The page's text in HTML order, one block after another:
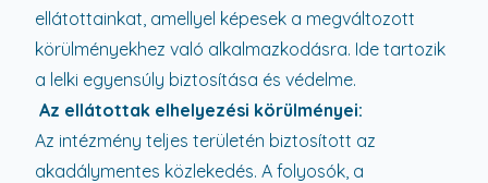
ellátottainkat, amellyel képesek a megváltozott
körülményekhez való alkalmazkodásra. Ide tartozik
a lelki egyensúly biztosítása és védelme.
Az ellátottak elhelyezési körülményei:
Az intézmény teljes területén biztosított az
akadálymentes közlekedés. A folyosók, a